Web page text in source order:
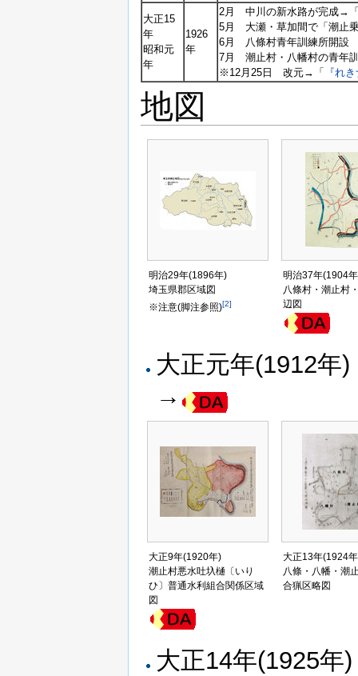
大正15
年
昭和元
年
1926
年
2月 中川の新水路が完成→
5月 大瀬・草加間で「潮止
6月 八條村青年訓練所開設
7月 潮止村・八幡村の青年
※12月25日 改元→「
『れ
地図
明治29年(1896年)
埼玉県郡区域図
※注意(脚注参照)[2]
明治37年(1904
八條村・潮止村
辺図
大正元年(1912
→
大正9年(1920年)
潮止村悪水吐圦樋〔いり
ひ〕普通水利組合関係区域
図
大正13年(1924
八條・八幡・潮
合猟区略図
大正14年(1925